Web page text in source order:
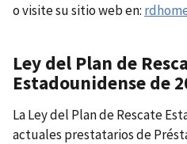
o visite su sitio web en:
Ley del Plan de
Estadounidense de
La Ley del Plan de Rescate
actuales prestatarios de